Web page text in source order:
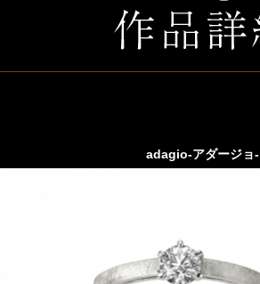
adagio-アダージョ-